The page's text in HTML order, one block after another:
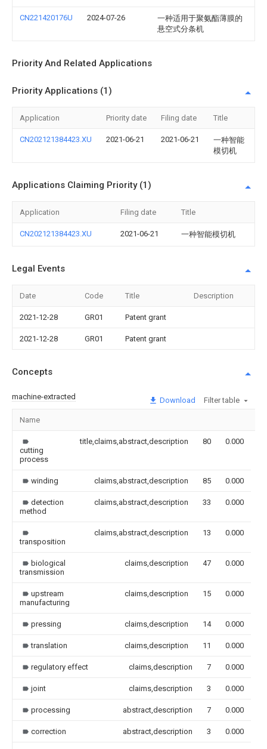
CN221420176U 2024-07-26
一种适用于聚氨酯薄膜的
悬空式分条机
Priority And Related Applications
Priority Applications (1)
Application Priority date Filing date Title
CN202121384423.XU 2021-06-21 2021-06-21
一种智能
模切机
Applications Claiming Priority (1)
Application Filing date Title
CN202121384423.XU 2021-06-21 一种智能模切机
Legal Events
Date Code Title Description
2021-12-28 GR01 Patent grant
2021-12-28 GR01 Patent grant
Concepts
machine-extracted Download Filter table
Name
cutting
process
title,claims,abstract,description 80 0.000
winding claims,abstract,description 85 0.000
detection
method
claims,abstract,description 33 0.000
transposition
claims,abstract,description 13 0.000
biological
transmission
claims,description 47 0.000
upstream
manufacturing
claims,description 15 0.000
pressing claims,description 14 0.000
translation claims,description 11 0.000
regulatory effect claims,description 7 0.000
joint claims,description 3 0.000
processing abstract,description 7 0.000
correction abstract,description 3 0.000